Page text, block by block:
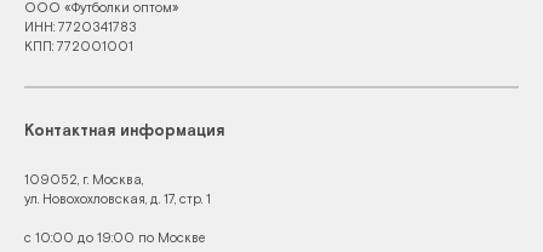
ООО «Футболки оптом»
ИНН: 7720341783
КПП: 772001001
Контактная информация
109052, г. Москва,
ул. Новохохловская, д. 17, стр. 1
с 10:00 до 19:00 по Москве